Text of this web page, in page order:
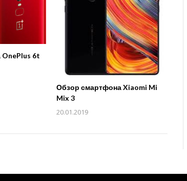
6t
Обзор смартфона Xiaomi Mi
Mix 3
20.01.2019